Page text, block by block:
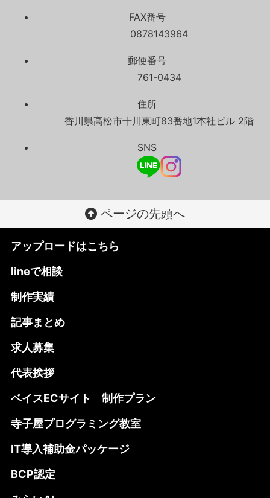
FAX番号
0878143964
郵便番号
761-0434
住所
香川県高松市十川東町83番地1本社ビル 2階
SNS
ページの先頭へ
アップロードはこちら
lineで相談
制作実績
記事まとめ
求人募集
代表挨拶
ベイスECサイト 制作プラン
寺子屋プログラミング教室
IT導入補助金パッケージ
BCP認定